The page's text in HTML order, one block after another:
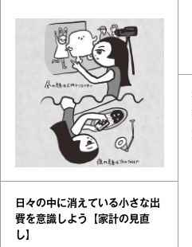
日々の中に消えている小さな出
費を意識しよう【家計の見直
し】